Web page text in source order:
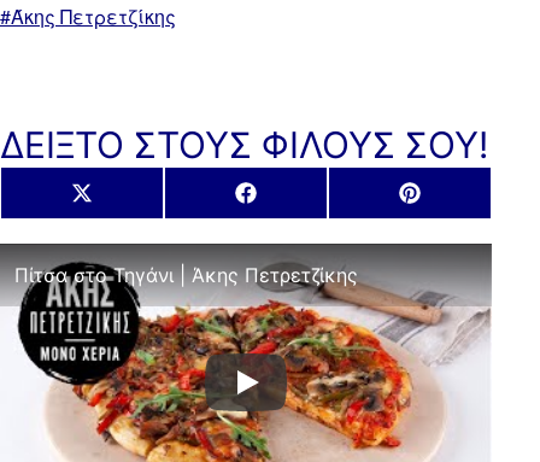
ΜεΆκης Πετρετζίκης
ΔΕΙΞΤΟ ΣΤΟΥΣ ΦΙΛΟΥΣ ΣΟΥ!
Share
on
X
(Twitter)
Share
on
Facebook
Share
on
Pinterest
Πίτσα στο Τηγάνι | Άκης Πετρετζίκης